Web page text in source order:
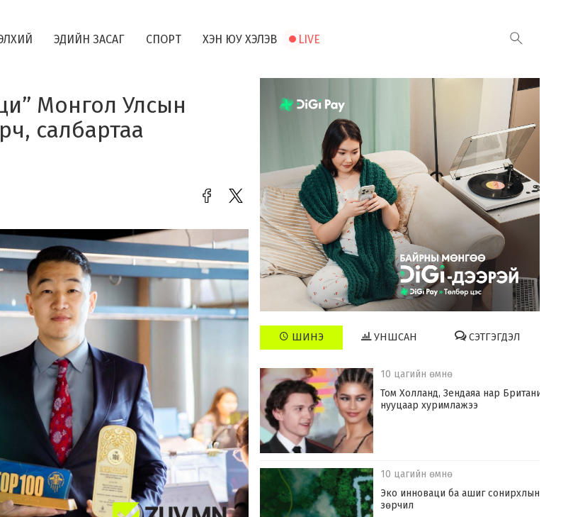
ЭДИЙН ЗАСАГ СПОРТ ХЭН ЮУ ХЭЛЭВ LIVE
Монгол Улсын
салбартаа
ШИНЭ УНШСАН СЭТГЭГДЭЛ
10 цагийн өмнө
Том Холланд, Зендаяа нар Британид
нууцаар хуримлажээ
10 цагийн өмнө
Эко инноваци ба ашиг сонирхлын
зөрчил